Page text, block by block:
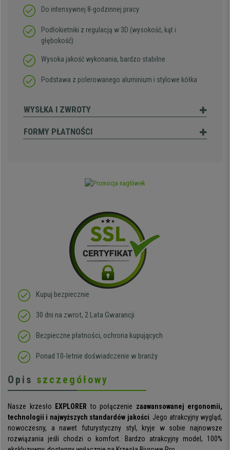
Do intensywnej 8-godzinnej pracy
Podłokietniki z regulacją w 3D (wysokość, kąt i
głębokość)
Wysoka jakość wykonania, bardzo stabilne
Podstawa z polerowanego aluminium i stylowe kółka
WYSŁKA I ZWROTY
FORMY PŁATNOŚCI
Kupuj bezpiecznie
30 dni na zwrot, 2 Lata Gwarancji
Bezpieczne płatności, ochrona kupujących
Ponad 10-letnie doświadczenie w branży
Opis szczegółowy
Nasze krzesło EXPLORER to połączenie zaawansowanej ergonomii,
technologii i najwyższych standardów jakości . Jego atrakcyjny wygląd,
nowoczesny, a nawet futurystyczny styl, kryje w sobie najnowsze
rozwiązania jeśli chodzi o komfort. Bardzo atrakcyjny model, 100%